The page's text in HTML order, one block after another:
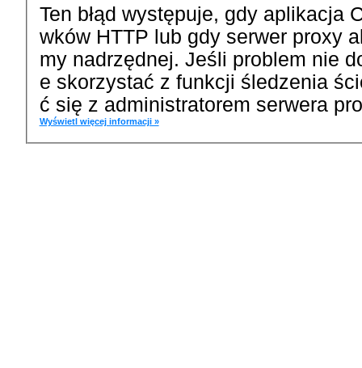
Ten błąd występuje, gdy aplikacja
wków HTTP lub gdy serwer proxy
my nadrzędnej. Jeśli problem nie
e skorzystać z funkcji śledzenia
ć się z administratorem serwera
Wyświetl więcej informacji »